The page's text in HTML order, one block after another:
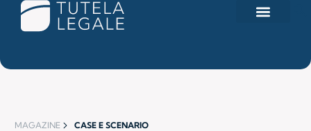
MAGAZINE CASE E SCENARIO